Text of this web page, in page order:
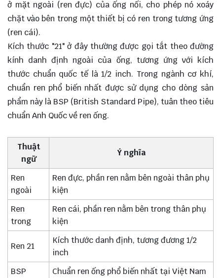
ở mặt ngoài (ren đực) của ống nối, cho phép nó xoáy
chặt vào bên trong một thiết bị có ren trong tương ứng
(ren cái).
Kích thước "21" ở đây thường được gọi tắt theo đường
kính danh định ngoài của ống, tương ứng với kích
thước chuẩn quốc tế là 1/2 inch. Trong ngành cơ khí,
chuẩn ren phổ biến nhất được sử dụng cho dòng sản
phẩm này là BSP (British Standard Pipe), tuân theo tiêu
chuẩn Anh Quốc về ren ống.
Thuật
ngữ
Ý nghĩa
Ren
ngoài
Ren đực, phần ren nằm bên ngoài thân phụ
kiện
Ren
trong
Ren cái, phần ren nằm bên trong thân phụ
kiện
Ren 21
Kích thước danh định, tương đương 1/2
inch
BSP
Chuẩn ren ống phổ biến nhất tại Việt Nam